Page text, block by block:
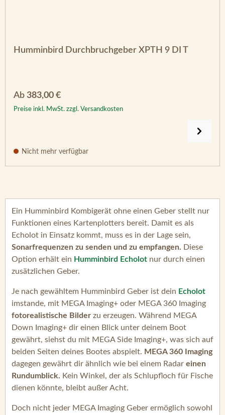
Humminbird Durchbruchgeber XPTH 9 DI T
Regulärer Preis:
Ab 383,00 €
Preise inkl. MwSt. zzgl. Versandkosten
Nicht mehr verfügbar
Ein Humminbird Kombigerät ohne einen Geber stellt nur
Funktionen eines Kartenplotters bereit. Damit es als
Echolot in Einsatz kommt, muss es in der Lage sein,
Sonarfrequenzen zu senden und zu empfangen. Diese
Option erhält ein Humminbird Echolot nur durch einen
zusätzlichen Geber.
Je nach gewähltem Humminbird Geber ist dein Echolot
imstande, mit MEGA Imaging+ oder MEGA 360 Imaging
fotorealistische Bilder zu erzeugen. Während MEGA
Down Imaging+ dir einen Blick unter deinem Boot
gewährt, siehst du mit MEGA Side Imaging+, was sich auf
beiden Seiten deines Bootes abspielt. MEGA 360 Imaging
dagegen gewährt dir ähnlich wie bei einem Radar einen
Rundumblick. Kein Winkel, der als Schlupfloch für Fische
dienen könnte, bleibt außer Acht.
Doch nicht jeder MEGA Imaging Geber ermöglich sowohl